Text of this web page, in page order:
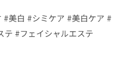
美白 #シミケア #美白ケア #
テ #フェイシャルエステ